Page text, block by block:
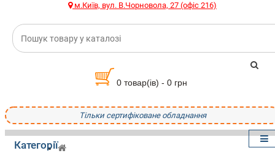
м.Київ, вул. В.Чорновола, 27 (офіс 216)
0 товар(ів) - 0 грн
Тільки сертифіковане обладнання
Категорії